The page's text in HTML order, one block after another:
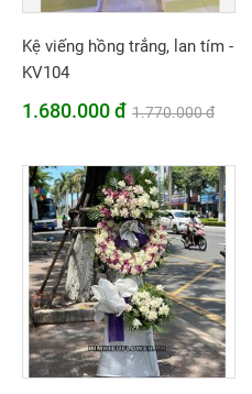
Kệ viếng hồng trắng, lan tím -
KV104
1.680.000 đ 1.770.000 đ